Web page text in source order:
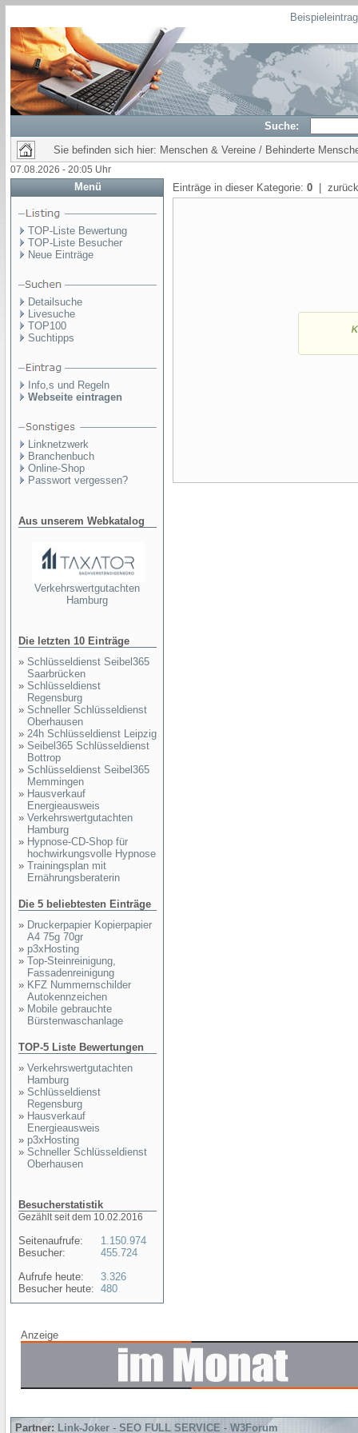
Suche:
Sie befinden sich hier: Menschen & Vereine / Behinderte
07.08.2026 - 20:05 Uhr
Menü
TOP-Liste Bewertung
TOP-Liste Besucher
Neue Einträge
Detailsuche
Livesuche
TOP100
Suchtipps
Info,s und Regeln
Webseite eintragen
Linknetzwerk
Branchenbuch
Online-Shop
Passwort vergessen?
Aus unserem Webkatalog
Verkehrswertgutachten
Hamburg
Die letzten 10 Einträge
» Schlüsseldienst Seibel365
Saarbrücken
» Schlüsseldienst
Regensburg
» Schneller Schlüsseldienst
Oberhausen
» 24h Schlüsseldienst Leipzig
» Seibel365 Schlüsseldienst
Bottrop
» Schlüsseldienst Seibel365
Memmingen
» Hausverkauf
Energieausweis
» Verkehrswertgutachten
Hamburg
» Hypnose-CD-Shop für
hochwirkungsvolle Hypnose
» Trainingsplan mit
Ernährungsberaterin
Die 5 beliebtesten Einträge
» Druckerpapier Kopierpapier
A4 75g 70gr
» p3xHosting
» Top-Steinreinigung,
Fassadenreinigung
» KFZ Nummernschilder
Autokennzeichen
» Mobile gebrauchte
Bürstenwaschanlage
TOP-5 Liste Bewertungen
» Verkehrswertgutachten
Hamburg
» Schlüsseldienst
Regensburg
» Hausverkauf
Energieausweis
» p3xHosting
» Schneller Schlüsseldienst
Oberhausen
Besucherstatistik
Gezählt seit dem 10.02.2016
Seitenaufrufe:
Besucher:
Aufrufe heute:
Besucher heute:
1.150.974
455.724
3.326
480
Einträge in dieser Kategorie: 0 |
Anzeige
Partner: Link-Joker - SEO FULL SERVICE - W3Forum